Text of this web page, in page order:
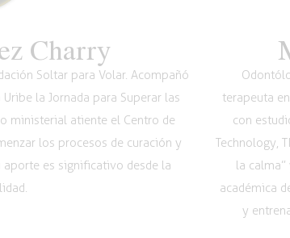
Charry
Soltar para Volar. Acompañó
la Jornada para Superar las
ministerial atiente el Centro de
los procesos de curación y
aporte es significativo desde la
terapeuta
con
Technology,
la
académica
y